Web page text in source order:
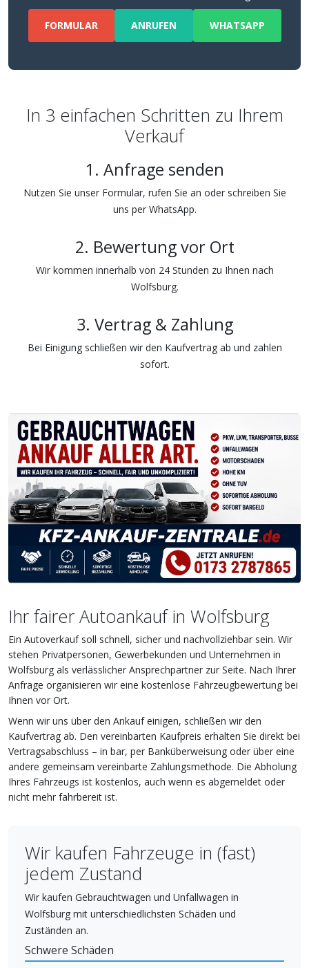
FORMULAR ANRUFEN WHATSAPP
In 3 einfachen Schritten zu Ihrem
Verkauf
1. Anfrage senden
Nutzen Sie unser Formular, rufen Sie an oder schreiben Sie
uns per WhatsApp.
2. Bewertung vor Ort
Wir kommen innerhalb von 24 Stunden zu Ihnen nach
Wolfsburg.
3. Vertrag & Zahlung
Bei Einigung schließen wir den Kaufvertrag ab und zahlen
sofort.
Ihr fairer Autoankauf in Wolfsburg
Ein Autoverkauf soll schnell, sicher und nachvollziehbar sein. Wir
stehen Privatpersonen, Gewerbekunden und Unternehmen in
Wolfsburg als verlässlicher Ansprechpartner zur Seite. Nach Ihrer
Anfrage organisieren wir eine kostenlose Fahrzeugbewertung bei
Ihnen vor Ort.
Wenn wir uns über den Ankauf einigen, schließen wir den
Kaufvertrag ab. Den vereinbarten Kaufpreis erhalten Sie direkt bei
Vertragsabschluss – in bar, per Banküberweisung oder über eine
andere gemeinsam vereinbarte Zahlungsmethode. Die Abholung
Ihres Fahrzeugs ist kostenlos, auch wenn es abgemeldet oder
nicht mehr fahrbereit ist.
Wir kaufen Fahrzeuge in (fast)
jedem Zustand
Wir kaufen Gebrauchtwagen und Unfallwagen in
Wolfsburg mit unterschiedlichsten Schäden und
Zuständen an.
Schwere Schäden